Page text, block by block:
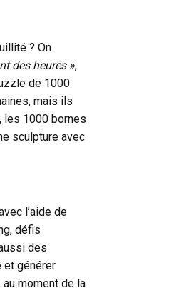
? On
des heures »,
de 1000
mais ils
les 1000 bornes
sculpture avec
l’aide de
défis
des
et générer
moment de la